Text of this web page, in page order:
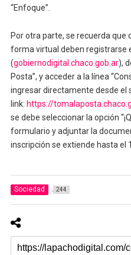
“Enfoque”.
Por otra parte, se recuerda que
forma virtual deben registrarse
(gobiernodigital.chaco.gob.ar),
Posta”, y acceder a la línea
ingresar directamente desde el
link: https://
se debe seleccionar la opción
formulario y adjuntar la
inscripción se extiende hasta el
Sociedad 244